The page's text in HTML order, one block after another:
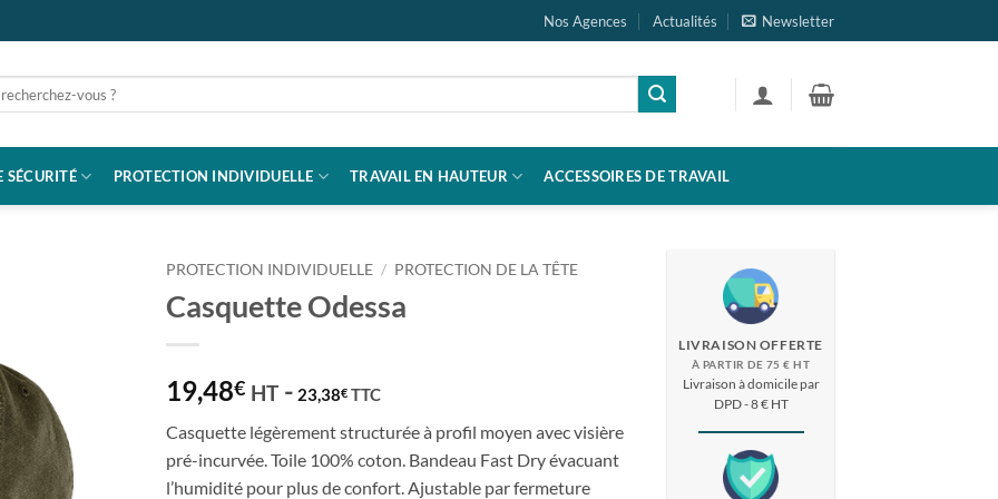
Nos Agences Actualités Newsletter
SÉCURITÉ PROTECTION INDIVIDUELLE TRAVAIL EN HAUTEUR ACCESSOIRES DE TRAVAIL
PROTECTION INDIVIDUELLE / PROTECTION DE LA TÊTE
Casquette Odessa
19,48€ HT - 23,38€ TTC
Casquette légèrement structurée à profil moyen avec visière
pré-incurvée. Toile 100% coton. Bandeau Fast Dry évacuant
l’humidité pour plus de confort. Ajustable par fermeture
LIVRAISON OFFERTE
À PARTIR DE 75 € HT
Livraison à domicile par
DPD - 8 € HT